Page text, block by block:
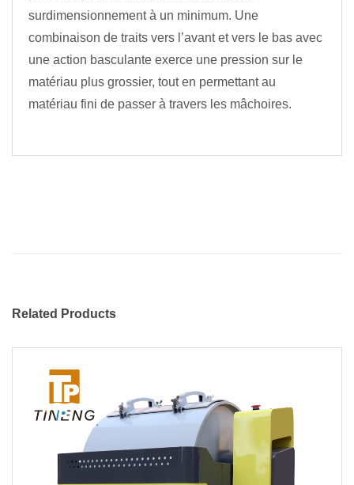
surdimensionnement à un minimum. Une
combinaison de traits vers l’avant et vers le bas avec
une action basculante exerce une pression sur le
matériau plus grossier, tout en permettant au
matériau fini de passer à travers les mâchoires.
Related Products